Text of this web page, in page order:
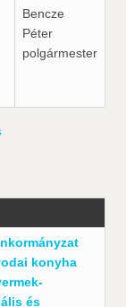
Bencze
Péter
polgármester
konyha
és